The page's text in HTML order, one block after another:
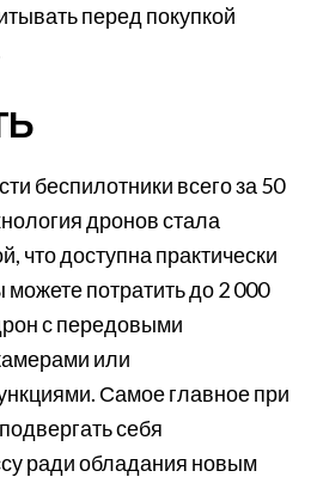
перед покупкой
беспилотники всего за 50
дронов стала
что доступна практически
потратить до 2 000
с передовыми
или
Самое главное при
себя
ради обладания новым